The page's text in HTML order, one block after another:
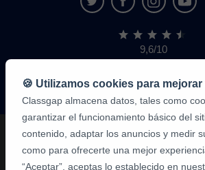
9,6/10
1,339,284
de
alumnos
🍪 Utilizamos cookies para
Classgap almacena datos, tales como
garantizar el funcionamiento básico del
contenido, adaptar los anuncios y medir
como para ofrecerte una mejor
“Aceptar”, aceptas lo establecido en